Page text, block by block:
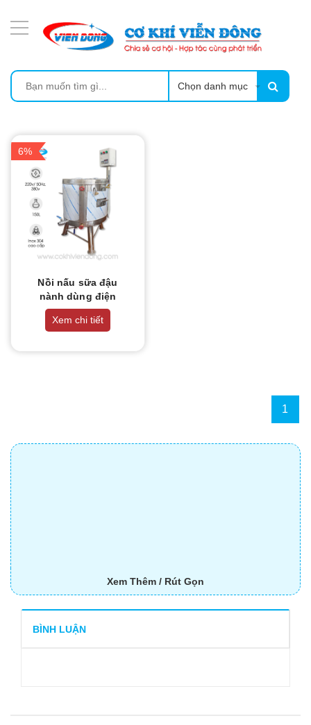
Chọn danh mục
6%
Nồi nấu sữa đậu
nành dùng điện
150L
Xem chi tiết
1
Xem Thêm / Rút Gọn
BÌNH LUẬN
MÁY ÉP MÍA TẠO BỌT
MÁY RỬA BÁT SIÊU ÂM
LÒ SẤY
MÁY SẤY THỰC PHẨM CÔNG NGHIỆP
CẨM NANG
THIẾT BỊ NHÀ BẾP CAO CẤP
UNCATEGORIZED